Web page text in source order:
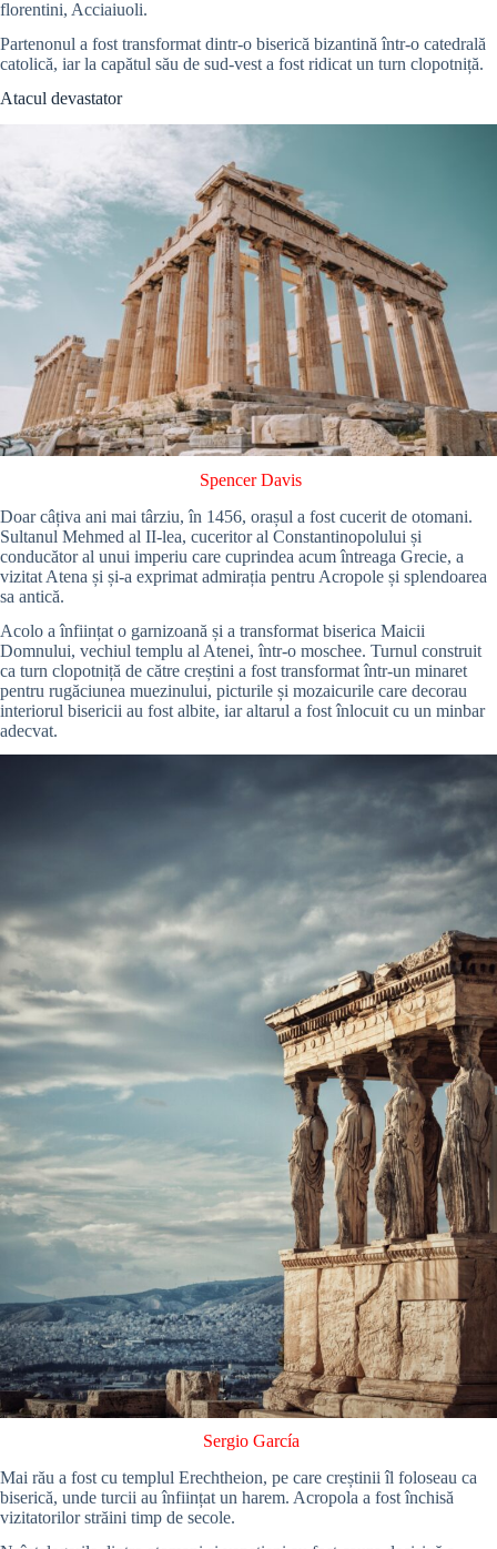
florentini, Acciaiuoli.
Partenonul a fost transformat dintr-o biserică bizantină într-o catedrală
catolică, iar la capătul său de sud-vest a fost ridicat un turn clopotniță.
Atacul devastator
Spencer Davis
Doar câțiva ani mai târziu, în 1456, orașul a fost cucerit de otomani.
Sultanul Mehmed al II-lea, cuceritor al Constantinopolului și
conducător al unui imperiu care cuprindea acum întreaga Grecie, a
vizitat Atena și și-a exprimat admirația pentru Acropole și splendoarea
sa antică.
Acolo a înființat o garnizoană și a transformat biserica Maicii
Domnului, vechiul templu al Atenei, într-o moschee. Turnul construit
ca turn clopotniță de către creștini a fost transformat într-un minaret
pentru rugăciunea muezinului, picturile și mozaicurile care decorau
interiorul bisericii au fost albite, iar altarul a fost înlocuit cu un minbar
adecvat.
Sergio García
Mai rău a fost cu templul Erechtheion, pe care creștinii îl foloseau ca
biserică, unde turcii au înființat un harem. Acropola a fost închisă
vizitatorilor străini timp de secole.